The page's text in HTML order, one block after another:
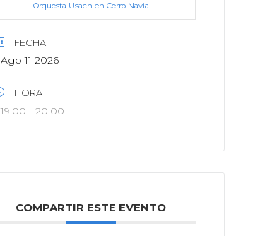
Orquesta Usach en Cerro Navia
FECHA
Ago 11 2026
HORA
19:00 - 20:00
COMPARTIR ESTE EVENTO